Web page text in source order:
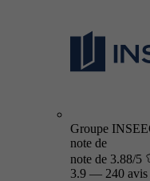
Groupe
note de
note de 3.88/5
3.9 — 240 avis